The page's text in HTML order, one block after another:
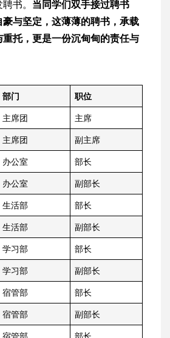
书。 当同学们双手接过聘书
与坚定，这薄薄的聘书，承载
托，更是一份沉甸甸的责任与
部门
职位
主席团
主席
主席团
副主席
办公室
部长
办公室
副部长
生活部
部长
生活部
副部长
学习部
部长
学习部
副部长
宿管部
部长
宿管部
副部长